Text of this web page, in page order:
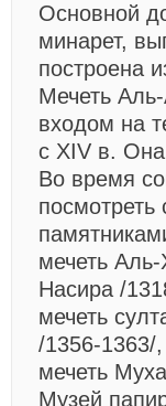
Основной
минарет,
построена
Мечеть
входом на
с XIV в.
Во время
мечеть
Насира /
мечеть
/1356-1363/
мечеть
Музей